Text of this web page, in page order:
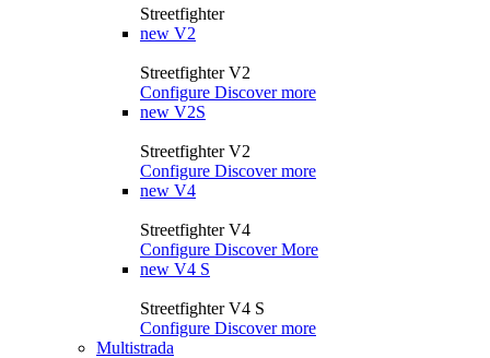
Streetfighter
new V2
Streetfighter V2
Configure Discover more
new V2S
Streetfighter V2
Configure Discover more
new V4
Streetfighter V4
Configure Discover More
new V4 S
Streetfighter V4 S
Configure Discover more
Multistrada